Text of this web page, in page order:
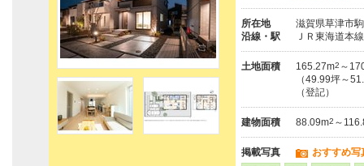
所在地
滋賀県草津市
沿線・駅
ＪＲ東海道本
土地面積 165.27m2 ～
（49.99坪～
（登記）
建物面積 88.09m2 ～
掲載写真 おすすめ写